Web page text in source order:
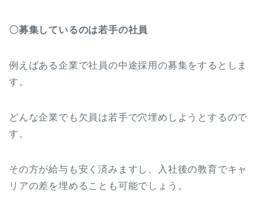
〇募集しているのは若手の社員
例えばある企業で社員の中途採用の募集をするとしま
す。
どんな企業でも欠員は若手で穴埋めしようとするので
す。
その方が給与も安く済みますし、入社後の教育でキャ
リアの差を埋めることも可能でしょう。